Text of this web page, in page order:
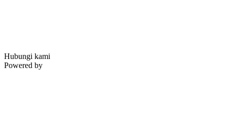
Hubungi kami
Powered by